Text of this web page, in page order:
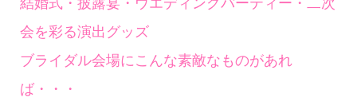
結婚式・披露宴・ウエディングパーティー・二次
会を彩る演出グッズ
ブライダル会場にこんな素敵なものがあれ
ば・・・